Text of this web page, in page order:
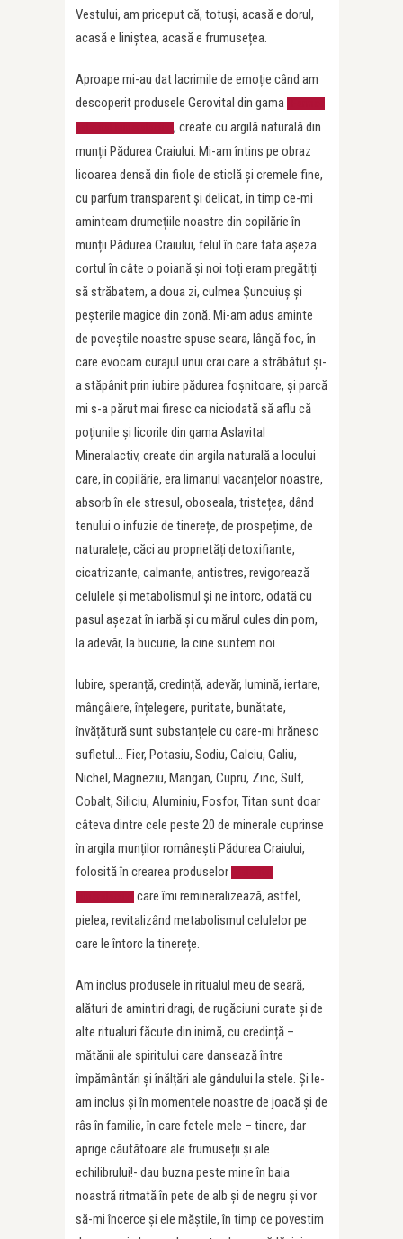
Vestului, am priceput că, totuși, acasă e dorul,
acasă e liniștea, acasă e frumusețea.
Aproape mi-au dat lacrimile de emoție când am
descoperit produsele Gerovital din gama
, create cu argilă naturală din
munții Pădurea Craiului. Mi-am întins pe obraz
licoarea densă din fiole de sticlă și cremele fine,
cu parfum transparent și delicat, în timp ce-mi
aminteam drumețiile noastre din copilărie în
munții Pădurea Craiului, felul în care tata așeza
cortul în câte o poiană și noi toți eram pregătiți
să străbatem, a doua zi, culmea Șuncuiuș și
peșterile magice din zonă. Mi-am adus aminte
de poveștile noastre spuse seara, lângă foc, în
care evocam curajul unui crai care a străbătut și-
a stăpânit prin iubire pădurea foșnitoare, și parcă
mi s-a părut mai firesc ca niciodată să aflu că
poțiunile și licorile din gama Aslavital
Mineralactiv, create din argila naturală a locului
care, în copilărie, era limanul vacanțelor noastre,
absorb în ele stresul, oboseala, tristețea, dând
tenului o infuzie de tinerețe, de prospețime, de
naturalețe, căci au proprietăți detoxifiante,
cicatrizante, calmante, antistres, revigorează
celulele și metabolismul și ne întorc, odată cu
pasul așezat în iarbă și cu mărul cules din pom,
la adevăr, la bucurie, la cine suntem noi.
Iubire, speranță, credință, adevăr, lumină, iertare,
mângâiere, înțelegere, puritate, bunătate,
învățătură sunt substanțele cu care-mi hrănesc
sufletul… Fier, Potasiu, Sodiu, Calciu, Galiu,
Nichel, Magneziu, Mangan, Cupru, Zinc, Sulf,
Cobalt, Siliciu, Aluminiu, Fosfor, Titan sunt doar
câteva dintre cele peste 20 de minerale cuprinse
în argila munților românești Pădurea Craiului,
folosită în crearea produselor
care îmi remineralizează, astfel,
pielea, revitalizând metabolismul celulelor pe
care le întorc la tinerețe.
Am inclus produsele în ritualul meu de seară,
alături de amintiri dragi, de rugăciuni curate și de
alte ritualuri făcute din inimă, cu credință –
mătănii ale spiritului care dansează între
împământări și înălțări ale gândului la stele. Și le-
am inclus și în momentele noastre de joacă și de
râs în familie, în care fetele mele – tinere, dar
aprige căutătoare ale frumuseții și ale
echilibrului!- dau buzna peste mine în baia
noastră ritmată în pete de alb și de negru și vor
să-mi încerce și ele măștile, în timp ce povestim